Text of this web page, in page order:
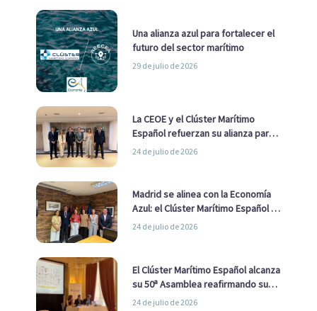
Una alianza azul para fortalecer el
futuro del sector marítimo
29 de julio de 2026
La CEOE y el Clúster Marítimo
Español refuerzan su alianza para
impulsar una estrategia Nacional
24 de julio de 2026
Madrid se alinea con la Economía
Azul: el Clúster Marítimo Español y
la Real Liga Naval avanzan alianzas
24 de julio de 2026
El Clúster Marítimo Español alcanza
su 50ª Asamblea reafirmando su
liderazgo en la Economía Azul
24 de julio de 2026